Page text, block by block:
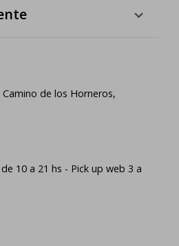
de los Horneros,
10 a 21 hs - Pick up web 3 a